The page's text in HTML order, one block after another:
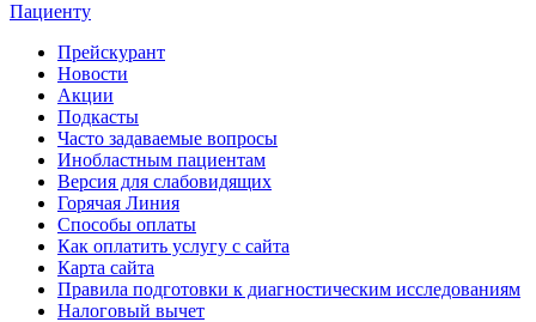
Пациенту
Прейскурант
Новости
Акции
Подкасты
Часто задаваемые вопросы
Инобластным пациентам
Версия для слабовидящих
Горячая Линия
Способы оплаты
Как оплатить услугу с сайта
Карта сайта
Правила подготовки к диагностическим исследованиям
Налоговый вычет